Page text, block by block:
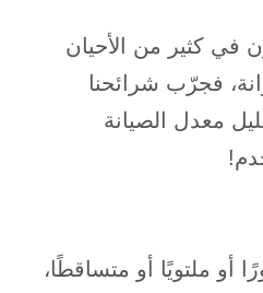
في كثير من الأحيان
فجرّب شرائحنا
معدل الصيانة
أو ملتويًا أو متساقطًا،